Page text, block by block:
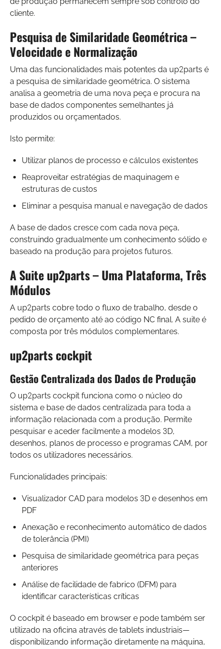
cliente.
Pesquisa de Similaridade Geométrica –
Velocidade e Normalização
Uma das funcionalidades mais potentes da up2parts é
a pesquisa de similaridade geométrica. O sistema
analisa a geometria de uma nova peça e procura na
base de dados componentes semelhantes já
produzidos ou orçamentados.
Isto permite:
Utilizar planos de processo e cálculos existentes
Reaproveitar estratégias de maquinagem e
estruturas de custos
Eliminar a pesquisa manual e navegação de dados
A base de dados cresce com cada nova peça,
construindo gradualmente um conhecimento sólido e
baseado na produção para projetos futuros.
A Suite up2parts – Uma Plataforma, Três
Módulos
A up2parts cobre todo o fluxo de trabalho, desde o
pedido de orçamento até ao código NC final. A suite é
composta por três módulos complementares.
up2parts cockpit
Gestão Centralizada dos Dados de Produção
O up2parts cockpit funciona como o núcleo do
sistema e base de dados centralizada para toda a
informação relacionada com a produção. Permite
pesquisar e aceder facilmente a modelos 3D,
desenhos, planos de processo e programas CAM, por
todos os utilizadores necessários.
Funcionalidades principais:
Visualizador CAD para modelos 3D e desenhos em
PDF
Anexação e reconhecimento automático de dados
de tolerância (PMI)
Pesquisa de similaridade geométrica para peças
anteriores
Análise de facilidade de fabrico (DFM) para
identificar características críticas
O cockpit é baseado em browser e pode também ser
utilizado na oficina através de tablets industriais—
disponibilizando informação diretamente na máquina,